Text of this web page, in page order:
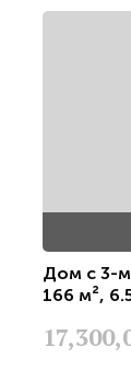
Дом с 3-
166 м²,